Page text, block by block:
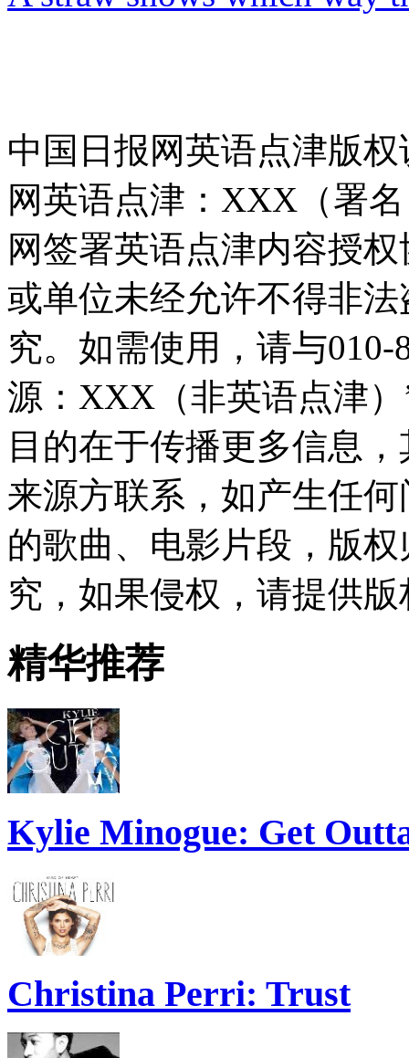
中国日报网英语点津版
网英语点津：XXX（署
网签署英语点津内容授
或单位未经允许不得非
究。如需使用，请与010-
源：XXX（非英语点津
目的在于传播更多信息
来源方联系，如产生任
的歌曲、电影片段，版
究，如果侵权，请提供
精华推荐
Kylie Minogue: Get
Christina Perri: Trust